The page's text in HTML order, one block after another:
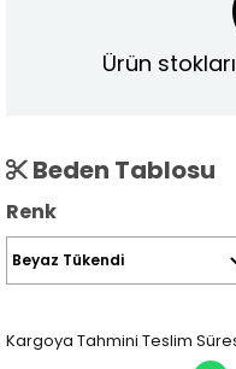
Ürün
Beden Tablosu
Renk
Kargoya Tahmini Teslim